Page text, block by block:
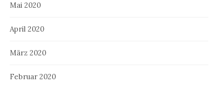
Mai 2020
April 2020
März 2020
Februar 2020